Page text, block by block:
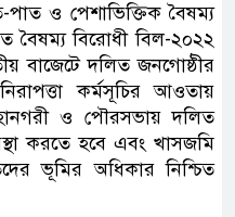
পাত ও পেশাভিক্তিক বৈষম্য
বৈষম্য বিরোধী বিল-২০২২
বাজেটে দলিত জনগোষ্ঠীর
কর্মসূচির আওতায়
ও পৌরসভায় দলিত
করতে হবে এবং খাসজমি
ভূমির অধিকার নিশ্চিত